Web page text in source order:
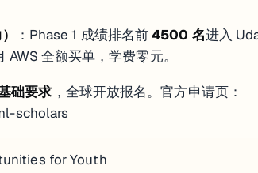
：Phase 1 成绩排名前4500 名进入
全额买单，学费零元。
础要求，全球开放报名。官方申请页：
scholars
for Youth